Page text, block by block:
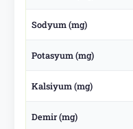
Sodyum (mg)
Potasyum (mg)
Kalsiyum (mg)
Demir (mg)